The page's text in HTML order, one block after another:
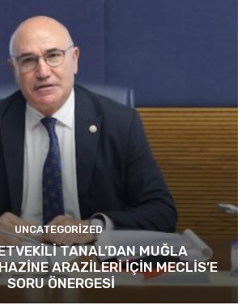
UNCATEGORIZED
TANAL’DAN MUĞLA
ARAZİLERİ İÇİN MECLİS’E
SORU ÖNERGESİ